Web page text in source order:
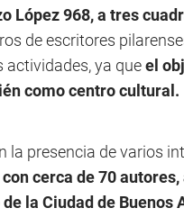
López 968, a tres
de escritores
actividades, ya queel
como centro cultural.
la presencia de varios
cerca de 70
la Ciudad de Buenos